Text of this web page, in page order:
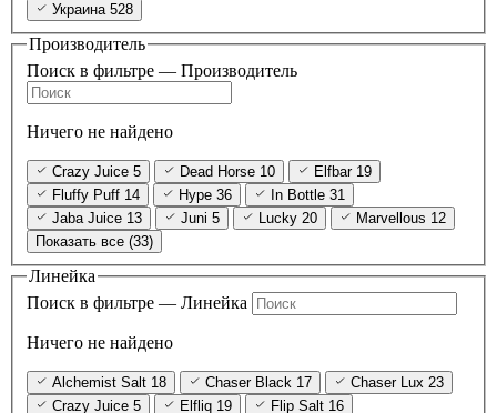
Украина 528
Производитель
Поиск в фильтре — Производитель
Ничего не найдено
Crazy Juice 5 Dead Horse 10 Elfbar 19
Fluffy Puff 14 Hype 36 In Bottle 31
Jaba Juice 13 Juni 5 Lucky 20 Marvellous 12
Показать все (33)
Линейка
Поиск в фильтре — Линейка
Ничего не найдено
Alchemist Salt 18 Chaser Black 17 Chaser Lux 23
Crazy Juice 5 Elfliq 19 Flip Salt 16